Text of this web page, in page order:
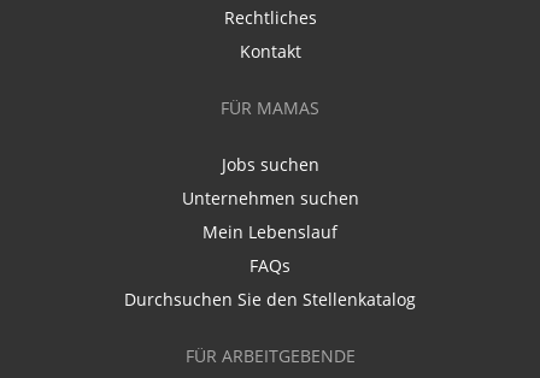
Rechtliches
Kontakt
FÜR MAMAS
Jobs suchen
Unternehmen suchen
Mein Lebenslauf
FAQs
Durchsuchen Sie den Stellenkatalog
FÜR ARBEITGEBENDE